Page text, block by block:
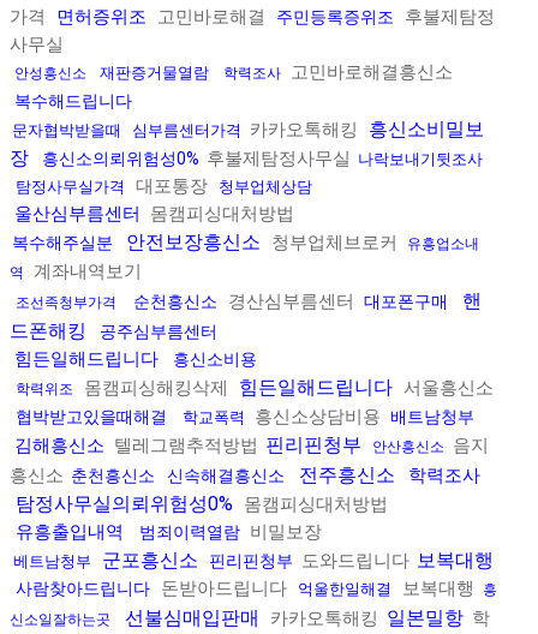
가격
면허증위조 고민바로해결 주민등록증위조
후불제탐정
사무실
안성흥신소 재판증거물열람 학력조사 고민바로해결흥신소
복수해드립니다
문자협박받을때 심부름센터가격 카카오톡해킹
흥신소비밀보
장
흥신소의뢰위험성0% 후불제탐정사무실 나락보내기뒷조사
탐정사무실가격
대포통장 청부업체상담
울산심부름센터 몸캠피싱대처방법
복수해주실분 안전보장흥신소 청부업체브로커
유흥업소내
역
계좌내역보기
조선족청부가격 순천흥신소 경산심부름센터 대포폰구매
핸
드폰해킹
공주심부름센터
힘든일해드립니다 흥신소비용
학력위조 몸캠피싱해킹삭제 힘든일해드립니다 서울흥신소
협박받고있을때해결 학교폭력 흥신소상담비용 배트남청부
김해흥신소 텔레그램추적방법 핀리핀청부 안산흥신소
음지
흥신소 춘천흥신소 신속해결흥신소 전주흥신소 학력조사
탐정사무실의뢰위험성0% 몸캠피싱대처방법
유흥출입내역
범죄이력열람 비밀보장
베트남청부 군포흥신소 핀리핀청부 도와드립니다 보복대행
사람찾아드립니다 돈받아드립니다 억울한일해결 보복대행
흥
신소일잘하는곳
선불심매입판매 카카오톡해킹 일본밀항 학